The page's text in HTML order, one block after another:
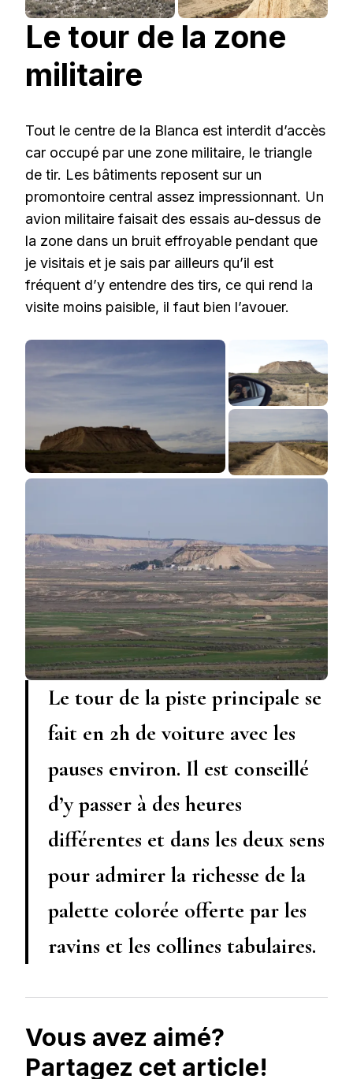
Le tour de la zone
militaire
Tout le centre de la Blanca est interdit d’accès
car occupé par une zone militaire, le triangle
de tir. Les bâtiments reposent sur un
promontoire central assez impressionnant. Un
avion militaire faisait des essais au-dessus de
la zone dans un bruit effroyable pendant que
je visitais et je sais par ailleurs qu’il est
fréquent d’y entendre des tirs, ce qui rend la
visite moins paisible, il faut bien l’avouer.
Le tour de la piste principale se
fait en 2h de voiture avec les
pauses environ. Il est conseillé
d’y passer à des heures
différentes et dans les deux sens
pour admirer la richesse de la
palette colorée offerte par les
ravins et les collines tabulaires.
Vous avez aimé?
Partagez cet article!